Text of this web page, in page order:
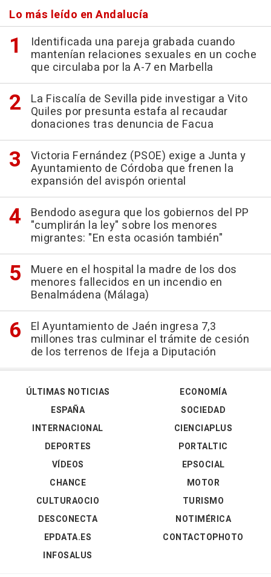
Lo más leído en Andalucía
Identificada una pareja grabada cuando
mantenían relaciones sexuales en un coche
que circulaba por la A-7 en Marbella
La Fiscalía de Sevilla pide investigar a Vito
Quiles por presunta estafa al recaudar
donaciones tras denuncia de Facua
Victoria Fernández (PSOE) exige a Junta y
Ayuntamiento de Córdoba que frenen la
expansión del avispón oriental
Bendodo asegura que los gobiernos del PP
"cumplirán la ley" sobre los menores
migrantes: "En esta ocasión también"
Muere en el hospital la madre de los dos
menores fallecidos en un incendio en
Benalmádena (Málaga)
El Ayuntamiento de Jaén ingresa 7,3
millones tras culminar el trámite de cesión
de los terrenos de Ifeja a Diputación
ÚLTIMAS NOTICIAS
ESPAÑA
INTERNACIONAL
DEPORTES
VÍDEOS
ECONOMÍA
SOCIEDAD
CIENCIAPLUS
PORTALTIC
EPSOCIAL
CHANCE
CULTURAOCIO
DESCONECTA
EPDATA.ES
INFOSALUS
MOTOR
TURISMO
NOTIMÉRICA
CONTACTOPHOTO